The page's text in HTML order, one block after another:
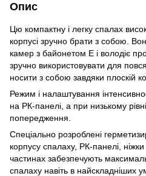
Опис
Цю компактну і легку спалах
корпусі зручно брати з собою.
камер з байонетом E і володіє
зручно використовувати для
носити з собою завдяки плоскій
Режим і налаштування
на РК-панелі, а при низькому
попередження.
Спеціально розроблені
корпусу спалаху, РК-панелі,
частинах забезпечують
спалаху навіть в найскладніших